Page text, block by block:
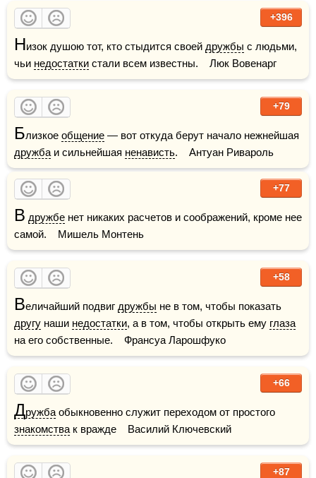
+396
Низок душою тот, кто стыдится своей дружбы с людьми,
чьи недостатки стали всем известны.    Люк Вовенарг
+79
Близкое общение
дружба и сильнейшая ненависть.    Антуан Ривароль
+77
В дружбе нет никаких расчетов и соображений, кроме нее
самой.    Мишель Монтень
+58
Величайший подвиг дружбы
другу наши недостатки, а в том, чтобы открыть ему глаза
на его собственные.    Франсуа Ларошфуко
+66
Дружба
знакомства к вражде    Василий Ключевский
+87